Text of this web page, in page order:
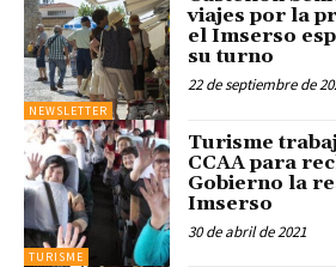
NEWSLETTER
viajes por la
el Imserso
su turno
22 de septiembre de
TURISME
Turisme
CCAA para
Gobierno la
Imserso
30 de abril de 2021